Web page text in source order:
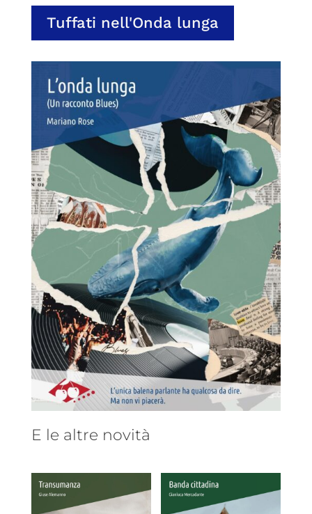
Tuffati nell'Onda lunga
E le altre novità